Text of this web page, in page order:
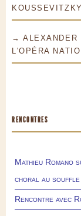
→ ALEXANDER
L'OPÉRA
RENCONTRES
Mathieu Romano
choral au souffle
Rencontre avec